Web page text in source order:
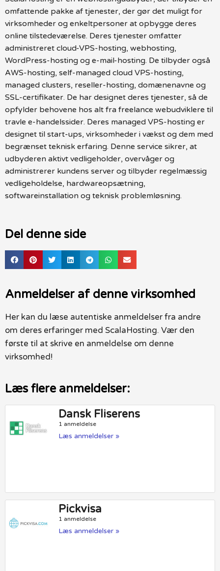
omfattende pakke af tjenester, der gør det muligt for
virksomheder og enkeltpersoner at opbygge deres
online tilstedeværelse. Deres tjenester omfatter
administreret cloud-VPS-hosting, webhosting,
WordPress-hosting og e-mail-hosting. De tilbyder også
AWS-hosting, self-managed cloud VPS-hosting,
managed clusters, reseller-hosting, domænenavne og
SSL-certifikater. De har designet deres tjenester, så de
opfylder behovene hos alt fra freelance webudviklere til
travle e-handelssider. Deres managed VPS-hosting er
designet til start-ups, virksomheder i vækst og dem med
begrænset teknisk erfaring. Denne service sikrer, at
udbyderen aktivt vedligeholder, overvåger og
administrerer kundens server og tilbyder regelmæssig
vedligeholdelse, hardwareopsætning,
softwareinstallation og teknisk problemløsning.
Del denne side
Anmeldelser af denne virksomhed
Her kan du læse autentiske anmeldelser fra andre
om deres erfaringer med ScalaHosting. Vær den
første til at skrive en anmeldelse om denne
virksomhed!
Læs flere anmeldelser:
Dansk Fliserens
1 anmeldelse
Læs anmeldelser »
Pickvisa
1 anmeldelse
Læs anmeldelser »